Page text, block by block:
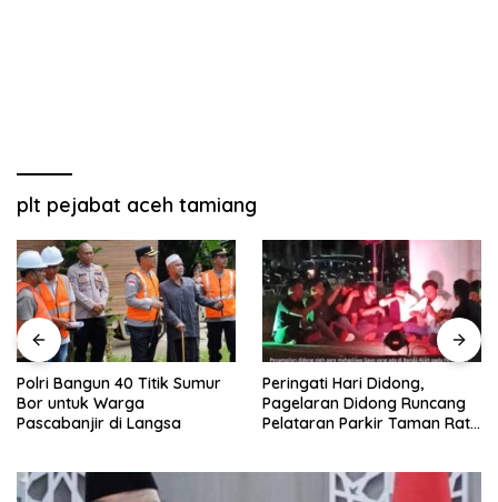
plt pejabat aceh tamiang
Polri Bangun 40 Titik Sumur
Bor untuk Warga
Pascabanjir di Langsa
Peringati Hari Didong,
Pagelaran Didong Runcang
Pelataran Parkir Taman Ratu